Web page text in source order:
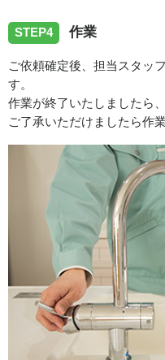
STEP4 作業
ご依頼確定後、担当スタッ
す。
作業が終了いたしましたら
ご了承いただけましたら作